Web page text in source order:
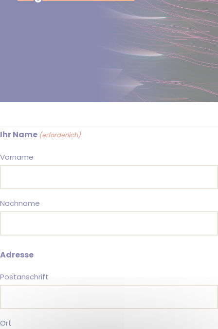
Ihr Name (erforderlich)
Vorname
Nachname
Adresse
Postanschrift
Ort